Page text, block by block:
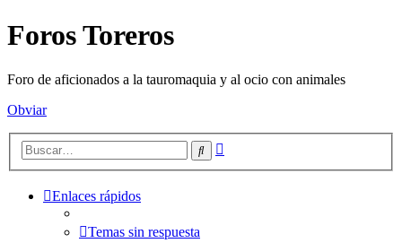
Foros Toreros
Foro de aficionados a la tauromaquia y al ocio con animales
Obviar
Buscar
Enlaces rápidos
Temas sin respuesta